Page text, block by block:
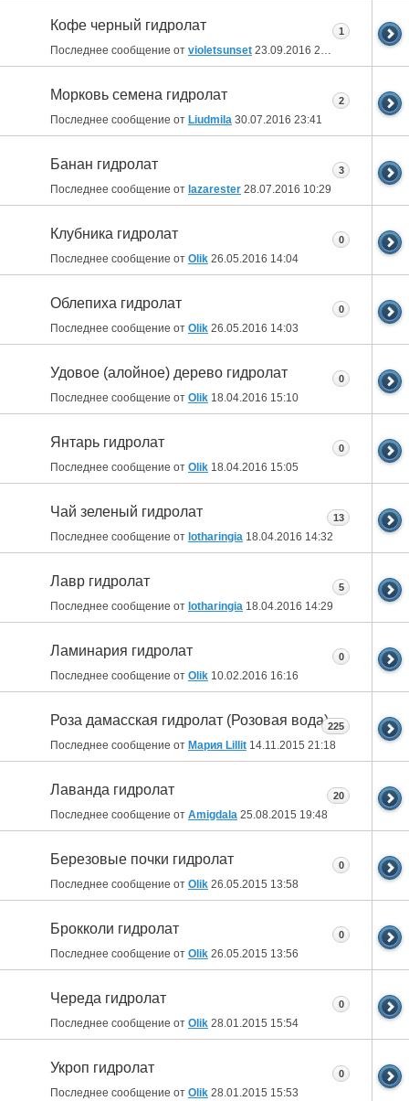
Кофе черный гидролат
Последнее сообщение от violetsunset 23.09.2016 21:07
1
Морковь семена гидролат
Последнее сообщение от Liudmila 30.07.2016 23:41
2
Банан гидролат
Последнее сообщение от lazarester 28.07.2016 10:29
3
Клубника гидролат
Последнее сообщение от Olik 26.05.2016 14:04
0
Облепиха гидролат
Последнее сообщение от Olik 26.05.2016 14:03
0
Удовое (алойное) дерево гидролат
Последнее сообщение от Olik 18.04.2016 15:10
0
Янтарь гидролат
Последнее сообщение от Olik 18.04.2016 15:05
0
Чай зеленый гидролат
Последнее сообщение от lotharingia 18.04.2016 14:32
13
Лавр гидролат
Последнее сообщение от lotharingia 18.04.2016 14:29
5
Ламинария гидролат
Последнее сообщение от Olik 10.02.2016 16:16
0
Роза дамасская гидролат (Розовая вода)
Последнее сообщение от Мария Lillit 14.11.2015 21:18
225
Лаванда гидролат
Последнее сообщение от Amigdala 25.08.2015 19:48
20
Березовые почки гидролат
Последнее сообщение от Olik 26.05.2015 13:58
0
Брокколи гидролат
Последнее сообщение от Olik 26.05.2015 13:56
0
Череда гидролат
Последнее сообщение от Olik 28.01.2015 15:54
0
Укроп гидролат
Последнее сообщение от Olik 28.01.2015 15:53
0